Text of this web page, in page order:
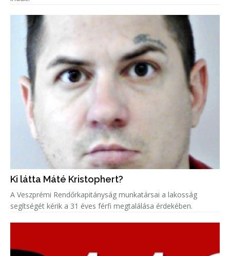
Ki látta Máté Kristophert?
A Veszprémi Rendőrkapitányság munkatársai a lakosság
segítségét kérik a 31 éves férfi megtalálása érdekében.